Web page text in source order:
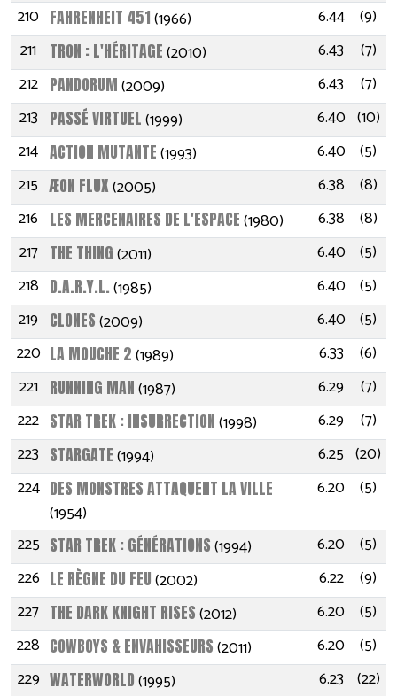
210 FAHRENHEIT 451(1966) 6.44
(9)
211 TRON : L'HÉRITAGE(2010) 6.43
(7)
212 PANDORUM(2009) 6.43
(7)
213 PASSÉ VIRTUEL(1999) 6.40 (10)
214 ACTION MUTANTE(1993) 6.40 (5)
215 ÆON FLUX(2005) 6.38
(8)
216 LES MERCENAIRES DE L'ESPACE(1980) 6.38
(8)
217 THE THING(2011) 6.40 (5)
218 D.A.R.Y.L.(1985) 6.40 (5)
219 CLONES(2009) 6.40 (5)
220 LA MOUCHE 2(1989) 6.33
(6)
221 RUNNING MAN(1987) 6.29
(7)
222 STAR TREK : INSURRECTION(1998) 6.29
(7)
223 STARGATE(1994) 6.25 (20)
224 DES MONSTRES ATTAQUENT LA VILLE
(1954)
6.20 (5)
225 STAR TREK : GÉNÉRATIONS(1994) 6.20
(5)
226 LE RÈGNE DU FEU(2002) 6.22
(9)
227 THE DARK KNIGHT RISES(2012) 6.20
(5)
228 COWBOYS & ENVAHISSEURS(2011) 6.20
(5)
229 WATERWORLD(1995) 6.23 (22)